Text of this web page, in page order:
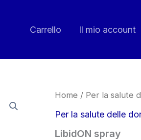
Carrello Il mio account
Home / Per la salute
Per la salute delle
LibidON spray